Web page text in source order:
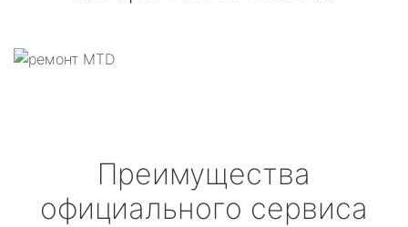
Преимущества
официального сервиса